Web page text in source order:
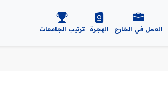
العمل في الخارج الهجرة ترتيب الجامعات